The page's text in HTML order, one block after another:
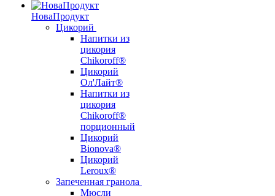
НоваПродукт
Цикорий
Напитки из
цикория
Chikoroff®
Цикорий
Ол'Лайт®
Напитки из
цикория
Chikoroff®
порционный
Цикорий
Bionova®
Цикорий
Leroux®
Запеченная гранола
Мюсли